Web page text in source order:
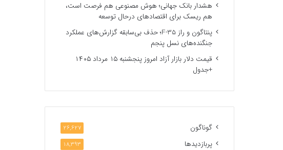
هشدار بانک جهانی؛ هوش مصنوعی هم فرصت است،
هم ریسک برای اقتصادهای درحال توسعه
پنتاگون و راز F-35؛ حذف بی‌سابقه گزارش‌های عملکرد
جنگنده‌های نسل پنجم
قیمت دلار بازار آزاد امروز پنجشنبه ۱۵ مرداد ۱۴۰۵
+جدول
گوناگون 26,627
پربازدیدها 18,393